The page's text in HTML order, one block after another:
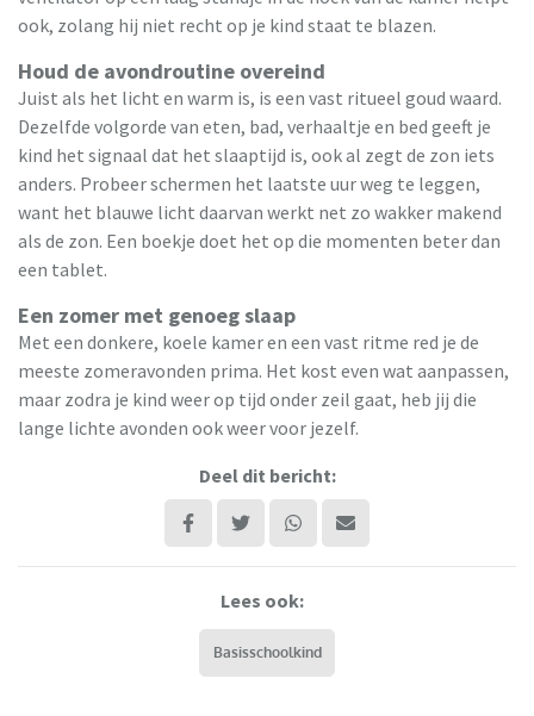
ook, zolang hij niet recht op je kind staat te blazen.
Houd de avondroutine overeind
Juist als het licht en warm is, is een vast ritueel goud waard.
Dezelfde volgorde van eten, bad, verhaaltje en bed geeft je
kind het signaal dat het slaaptijd is, ook al zegt de zon iets
anders. Probeer schermen het laatste uur weg te leggen,
want het blauwe licht daarvan werkt net zo wakker makend
als de zon. Een boekje doet het op die momenten beter dan
een tablet.
Een zomer met genoeg slaap
Met een donkere, koele kamer en een vast ritme red je de
meeste zomeravonden prima. Het kost even wat aanpassen,
maar zodra je kind weer op tijd onder zeil gaat, heb jij die
lange lichte avonden ook weer voor jezelf.
Deel dit bericht:
Lees ook:
Basisschoolkind